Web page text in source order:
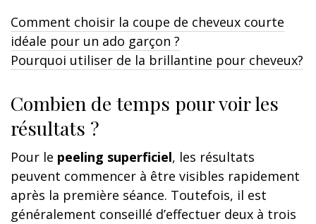
Comment choisir la coupe de cheveux courte
idéale pour un ado garçon ?
Pourquoi utiliser de la brillantine pour cheveux?
Combien de temps pour voir les
résultats ?
Pour le peeling superficiel, les résultats
peuvent commencer à être visibles rapidement
après la première séance. Toutefois, il est
généralement conseillé d’effectuer deux à trois